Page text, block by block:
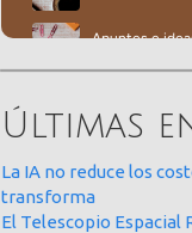
Últimas
La IA no reduce los
transforma
El Telescopio Espacial